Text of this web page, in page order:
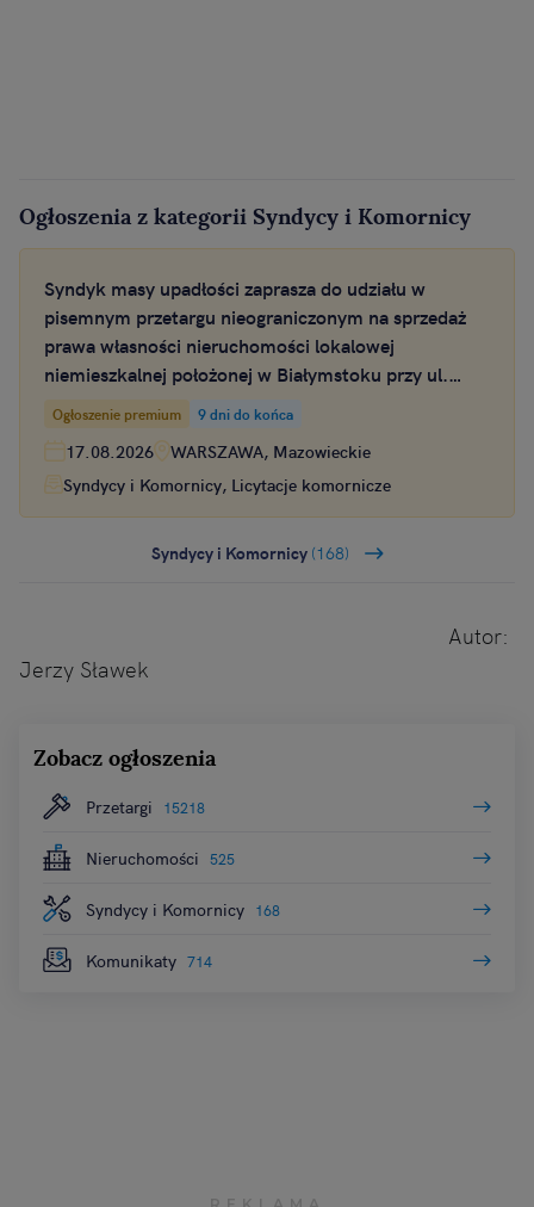
Ogłoszenia z kategorii Syndycy i Komornicy
Syndyk masy upadłości zaprasza do udziału w
pisemnym przetargu nieograniczonym na sprzedaż
prawa własności nieruchomości lokalowej
niemieszkalnej położonej w Białymstoku przy ul.
Ogłoszenie premium 9 dni do końca
17.08.2026
WARSZAWA, Mazowieckie
Syndycy i Komornicy, Licytacje komornicze
Syndycy i Komornicy (168)
Autor:
Jerzy Sławek
Zobacz ogłoszenia
Przetargi 15218
Nieruchomości 525
Syndycy i Komornicy 168
Komunikaty 714